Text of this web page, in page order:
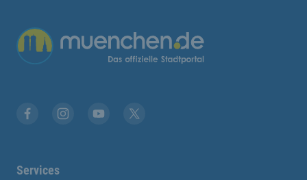
Übergreifende Links
Services